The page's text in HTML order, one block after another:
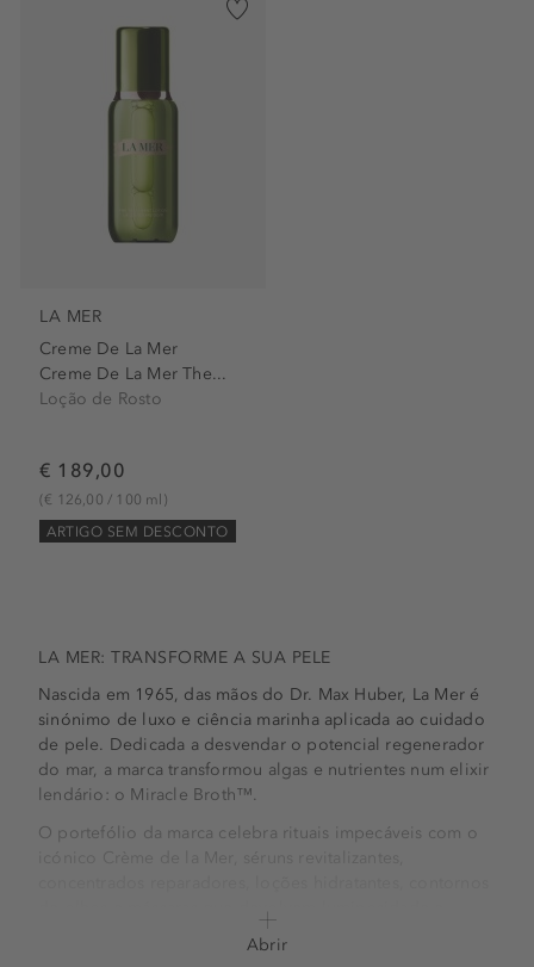
LA MER
Creme De La Mer
Creme De La Mer The...
Loção de Rosto
€ 189,00
(€ 126,00 / 100 ml)
ARTIGO SEM DESCONTO
LA MER: TRANSFORME A SUA PELE
Nascida em 1965, das mãos do Dr. Max Huber, La Mer é
sinónimo de luxo e ciência marinha aplicada ao cuidado
de pele. Dedicada a desvendar o potencial regenerador
do mar, a marca transformou algas e nutrientes num elixir
lendário: o Miracle Broth™.
O portefólio da marca celebra rituais impecáveis com o
firmeza. Cada fórmula reflete um compromisso inabalável
Abrir